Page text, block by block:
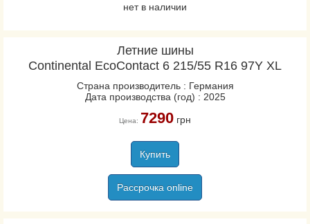
нет в наличии
Летние шины
Continental EcoContact 6 215/55 R16 97Y XL
Страна производитель : Германия
Дата производства (год) : 2025
Цена: 7290грн
Купить
Рассрочка online